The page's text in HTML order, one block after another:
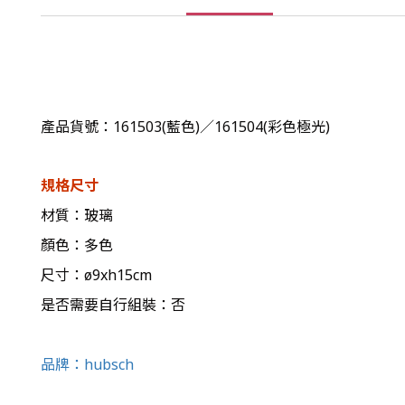
產品貨號：161503(藍色)／161504(彩色極光)
規格尺寸
材質：玻璃
顏色：多色
尺寸：ø9xh15cm
是否需要自行組裝：否
品牌： hubsch